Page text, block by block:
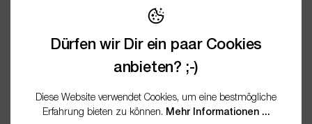
umweltfreundlich?
wir recycelbare Verpackungen, Papierfüllmaterial und
verzichten – wo immer möglich – auf unnötigen Kunststoff.
Dürfen wir Dir ein paar Cookies
anbieten? ;-)
Diese Website verwendet Cookies, um eine bestmögliche
Erfahrung bieten zu können. Mehr Informationen ...